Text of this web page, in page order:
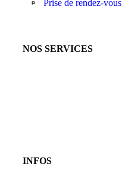
Prise de rendez-vous
NOS SERVICES
INFOS